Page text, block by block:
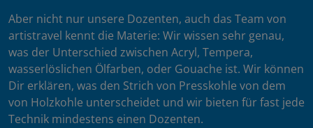
Aber nicht nur unsere Dozenten, auch das Team von
artistravel kennt die Materie: Wir wissen sehr genau,
was der Unterschied zwischen Acryl, Tempera,
wasserlöslichen Ölfarben, oder Gouache ist. Wir können
Dir erklären, was den Strich von Presskohle von dem
von Holzkohle unterscheidet und wir bieten für fast jede
Technik mindestens einen Dozenten.